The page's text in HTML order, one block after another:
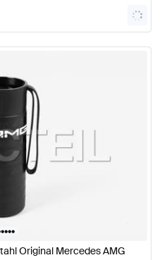
••••
Original Mercedes AMG